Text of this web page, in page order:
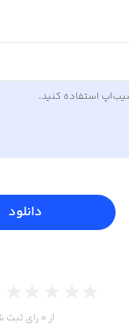
استفاده کنید.
دانلود
از 0 رای ثبت شده